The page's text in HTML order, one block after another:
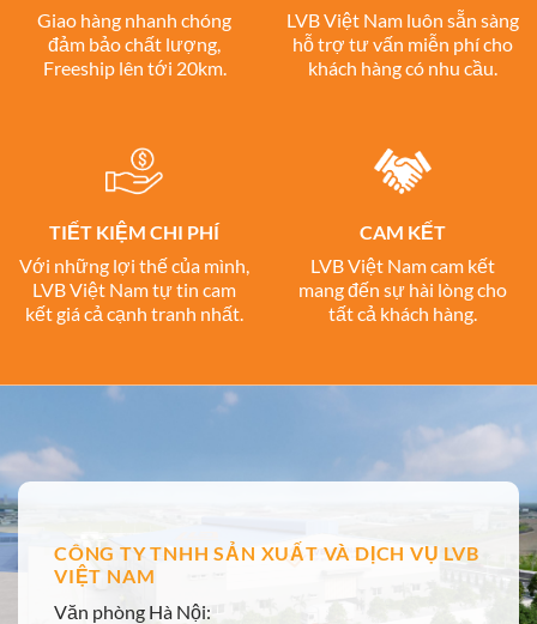
Giao hàng nhanh chóng
đảm bảo chất lượng,
Freeship lên tới 20km.
LVB Việt Nam luôn sẵn sàng
hỗ trợ tư vấn miễn phí cho
khách hàng có nhu cầu.
TIẾT KIỆM CHI PHÍ
Với những lợi thế của mình,
LVB Việt Nam tự tin cam
kết giá cả cạnh tranh nhất.
CAM KẾT
LVB Việt Nam cam kết
mang đến sự hài lòng cho
tất cả khách hàng.
CÔNG TY TNHH SẢN XUẤT VÀ DỊCH VỤ LVB
VIỆT NAM
Văn phòng Hà Nội: